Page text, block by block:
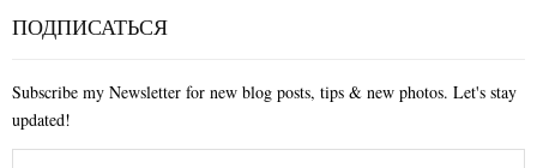
ПОДПИСАТЬСЯ
Subscribe my Newsletter for new blog posts, tips & new photos. Let's stay
updated!